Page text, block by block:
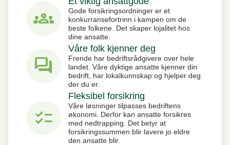
groups
Gode forsikringsordninger er et
konkurransefortrinn i kampen om de
beste folkene. Det skaper lojalitet hos
dine ansatte.
forum
Våre folk kjenner deg
Frende har bedriftsrådgivere over hele
landet. Våre dyktige ansatte kjenner din
bedrift, har lokalkunnskap og hjelper deg
der du er.
checklist
Fleksibel forsikring
Våre løsninger tilpasses bedriftens
økonomi. Derfor kan ansatte forsikres
med nedtrapping. Det betyr at
forsikringssummen blir lavere jo eldre
den ansatte blir.